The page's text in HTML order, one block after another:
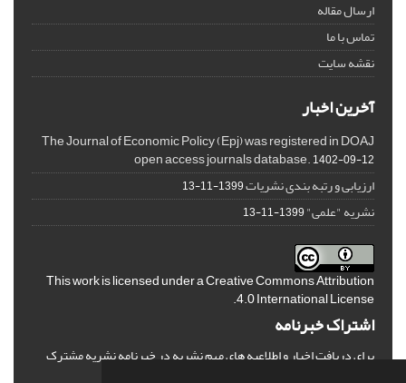
ارسال مقاله
تماس با ما
نقشه سایت
آخرین اخبار
The Journal of Economic Policy (Epj) was registered in DOAJ
open access journals database.1402-09-12
ارزیابی و رتبه بندی نشریات1399-11-13
نشریه "علمی"1399-11-13
This work is licensed under aCreative Commons Attribution
4.0 International License
.
اشتراک خبرنامه
برای دریافت اخبار و اطلاعیه های مهم نشریه در خبرنامه نشریه مشترک